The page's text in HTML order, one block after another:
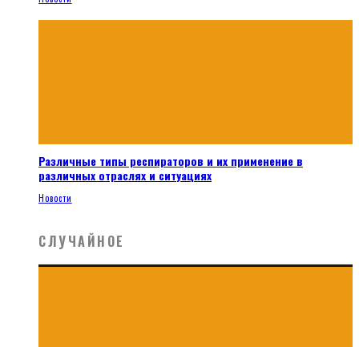
Различные типы респираторов и их применение в
различных отраслях и ситуациях
Новости
СЛУЧАЙНОЕ